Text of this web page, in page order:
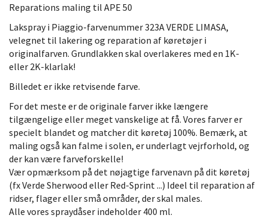
Reparations maling til APE 50
Lakspray i Piaggio-farvenummer 323A VERDE LIMASA,
velegnet til lakering og reparation af køretøjer i
originalfarven. Grundlakken skal overlakeres med en 1K-
eller 2K-klarlak!
Billedet er ikke retvisende farve.
For det meste er de originale farver ikke længere
tilgængelige eller meget vanskelige at få. Vores farver er
specielt blandet og matcher dit køretøj 100%. Bemærk, at
maling også kan falme i solen, er underlagt vejrforhold, og
der kan være farveforskelle!
Vær opmærksom på det nøjagtige farvenavn på dit køretøj
(fx Verde Sherwood eller Red-Sprint ...) Ideel til reparation af
ridser, flager eller små områder, der skal males.
Alle vores spraydåser indeholder 400 ml.